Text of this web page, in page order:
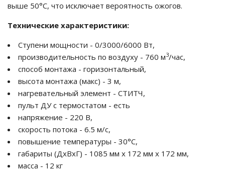
выше 50°С, что исключает вероятность ожогов.
Технические характеристики:
Ступени мощности - 0/3000/6000 Вт,
производительность по воздуху - 760 м3/час,
способ монтажа - горизонтальный,
высота монтажа (макс) - 3 м,
нагревательный элемент - СТИТЧ,
пульт ДУ с термостатом - есть
напряжение - 220 В,
скорость потока - 6.5 м/с,
повышение температуры - 30°C,
габариты (ДхВхГ) - 1085 мм х 172 мм х 172 мм,
масса - 12 кг